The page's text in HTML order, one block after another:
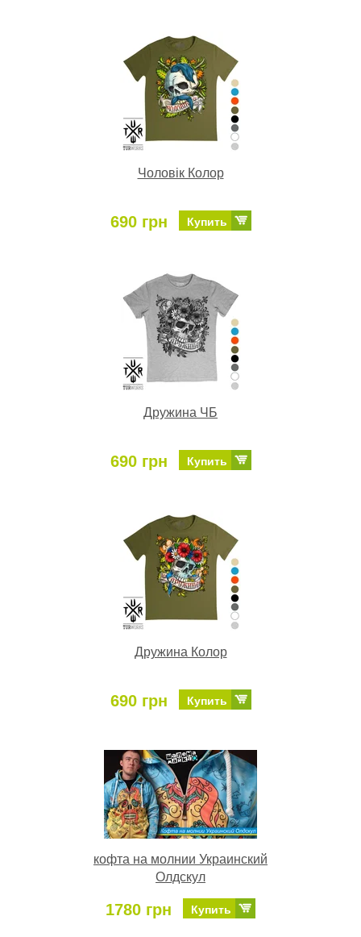
Чоловік Колор
690 грн Купить
Дружина ЧБ
690 грн Купить
Дружина Колор
690 грн Купить
кофта на молнии Украинcкий
Олдскул
1780 грн Купить